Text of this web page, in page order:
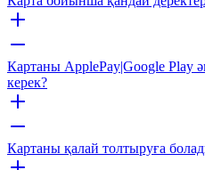
Картаны ApplePay|Google Play
керек?
Картаны қалай толтыруға